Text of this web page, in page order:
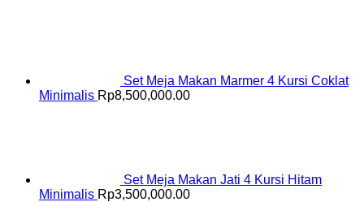
Set Meja Makan Marmer 4 Kursi Coklat
Minimalis Rp8,500,000.00
Set Meja Makan Jati 4 Kursi Hitam
Minimalis Rp3,500,000.00